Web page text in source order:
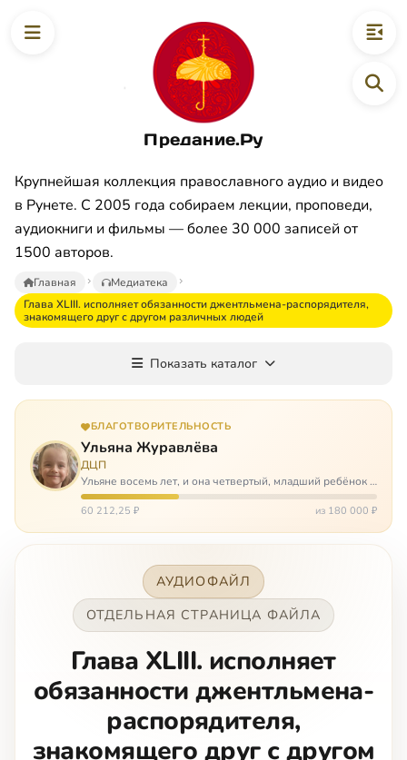
Предание.Ру
Крупнейшая коллекция православного аудио и видео
в Рунете. С 2005 года собираем лекции, проповеди,
аудиокниги и фильмы — более 30 000 записей от
1500 авторов.
Главная
Медиатека
Глава XLIII. исполняет обязанности джентльмена-распорядителя,
знакомящего друг с другом различных людей
Показать каталог
БЛАГОТВОРИТЕЛЬНОСТЬ
Ульяна Журавлёва
ДЦП
Ульяне восемь лет, и она четвертый, младший ребёнок в
многодетной семье. И с самого рождения Ульяну лечат.
Несколько операций, ежедневные процедуры,
60 212,25 ₽ из 180 000 ₽
АУДИОФАЙЛ
ОТДЕЛЬНАЯ СТРАНИЦА ФАЙЛА
Глава XLIII. исполняет
обязанности джентльмена-
распорядителя,
знакомящего друг с другом